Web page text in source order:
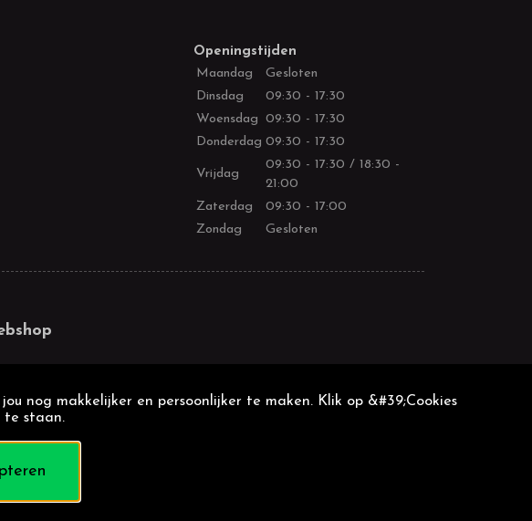
Openingstijden
Maandag
Gesloten
Dinsdag
09:30 - 17:30
Woensdag 09:30 - 17:30
Donderdag 09:30 - 17:30
Vrijdag
09:30 - 17:30 / 18:30 -
21:00
Zaterdag
09:30 - 17:00
Zondag
Gesloten
nog makkelijker en persoonlijker te maken. Klik op &#39;Cookies
te staan.